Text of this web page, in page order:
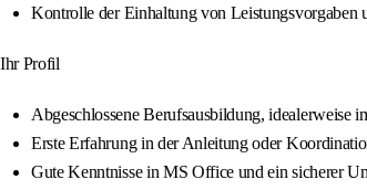
Kontrolle der Einhaltung von Leistungsvorgaben
Ihr Profil
Abgeschlossene Berufsausbildung, idealerweise
Erste Erfahrung in der Anleitung oder
Gute Kenntnisse in MS Office und ein sicherer